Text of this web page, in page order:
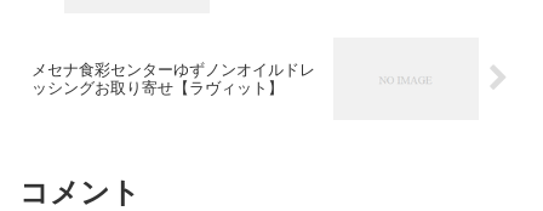
メセナ食彩センターゆずノンオイルドレ
ッシングお取り寄せ【ラヴィット】
コメント